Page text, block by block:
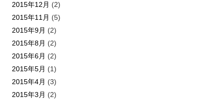
2015年12月 (2)
2015年11月 (5)
2015年9月 (2)
2015年8月 (2)
2015年6月 (2)
2015年5月 (1)
2015年4月 (3)
2015年3月 (2)